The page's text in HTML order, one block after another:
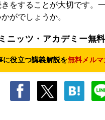
をすることが大切です。
がでしょうか。
ニッツ・アカデミー無
に役立つ講義解説を無料メルマ